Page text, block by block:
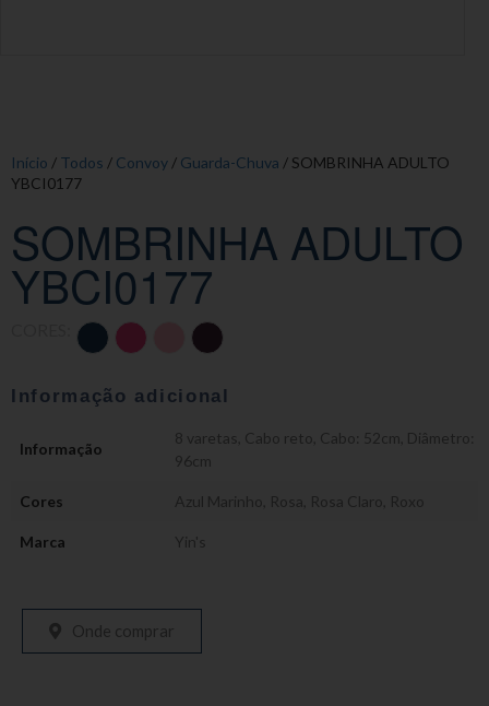
Início / Todos / Convoy / Guarda-Chuva / SOMBRINHA ADULTO
YBCI0177
SOMBRINHA ADULTO
YBCI0177
Informação adicional
Informação
8 varetas Cabo reto Cabo: 52cm Diâmetro:
96cm
Cores Azul Marinho Rosa Rosa Claro Roxo
Marca Yin's
Onde comprar